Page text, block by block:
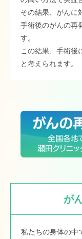
その結果、がんに
手術後のがんの再
す。
この結果、手術後
と考えられます。
が
私たちの身体の中